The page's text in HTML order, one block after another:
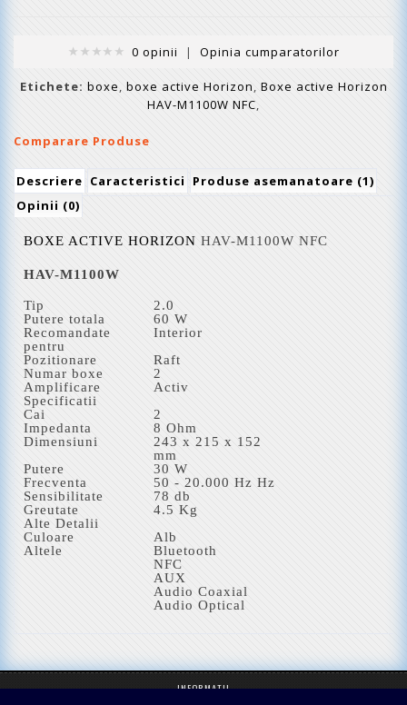
0 opinii | Opinia cumparatorilor
Etichete: boxe, boxe active Horizon, Boxe active Horizon
HAV-M1100W NFC,
Comparare Produse
Descriere Caracteristici
Produse asemanatoare (1)
Opinii (0)
BOXE ACTIVE HORIZON HAV-M1100W NFC
HAV-M1100W
Tip
2.0
Putere totala
60 W
Recomandate
pentru
Interior
Pozitionare
Raft
Numar boxe
2
Amplificare
Activ
Specificatii
Cai
2
Impedanta
8 Ohm
Dimensiuni
243 x 215 x 152
mm
Putere
30 W
Frecventa
50 - 20.000 Hz Hz
Sensibilitate
78 db
Greutate
4.5 Kg
Alte Detalii
Culoare
Alb
Altele
Bluetooth
NFC
AUX
Audio Coaxial
Audio Optical
INFORMATII